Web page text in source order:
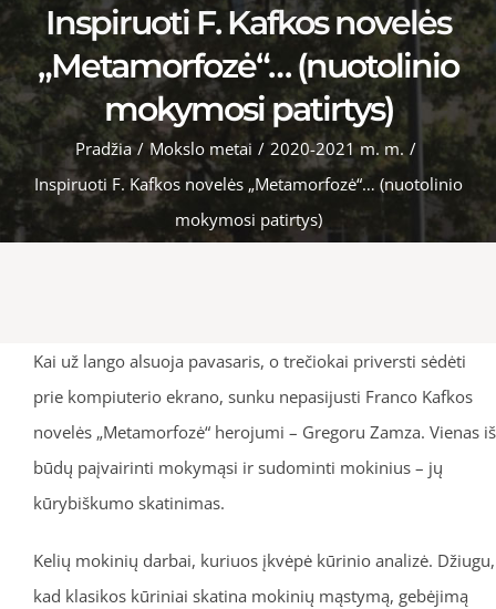
Inspiruoti F. Kafkos novelės
„Metamorfozė“… (nuotolinio
mokymosi patirtys)
Pradžia / Mokslo metai / 2020-2021 m. m. /
Inspiruoti F. Kafkos novelės „Metamorfozė“… (nuotolinio
mokymosi patirtys)
Kai už lango alsuoja pavasaris, o trečiokai priversti sėdėti
prie kompiuterio ekrano, sunku nepasijusti Franco Kafkos
novelės „Metamorfozė“ herojumi – Gregoru Zamza. Vienas iš
būdų paįvairinti mokymąsi ir sudominti mokinius – jų
kūrybiškumo skatinimas.
Kelių mokinių darbai, kuriuos įkvėpė kūrinio analizė. Džiugu,
kad klasikos kūriniai skatina mokinių mąstymą, gebėjimą